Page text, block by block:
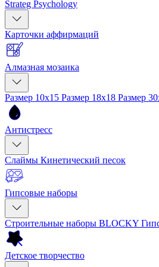
Strateg Psychology
Карточки аффирмаций
Алмазная мозаика
Размер 10x15 Размер 18x18 Размер
Антистресс
Слаймы Кинетический песок
Гипсовые наборы
Строительные наборы BLOCKY
Детское творчество